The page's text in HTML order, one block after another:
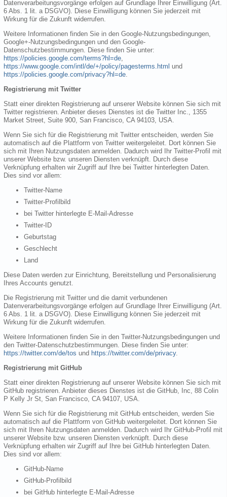
Datenverarbeitungsvorgänge erfolgen auf Grundlage Ihrer Einwilligung (Art.
6 Abs. 1 lit. a DSGVO). Diese Einwilligung können Sie jederzeit mit
Wirkung für die Zukunft widerrufen.
Weitere Informationen finden Sie in den Google-Nutzungsbedingungen,
Google+-Nutzungsbedingungen und den Google-
Datenschutzbestimmungen. Diese finden Sie unter:
https://policies.google.com/terms?hl=de,
https://www.google.com/intl/de/+/policy/pagesterms.html und
https://policies.google.com/privacy?hl=de.
Registrierung mit Twitter
Statt einer direkten Registrierung auf unserer Website können Sie sich mit
Twitter registrieren. Anbieter dieses Dienstes ist die Twitter Inc., 1355
Market Street, Suite 900, San Francisco, CA 94103, USA.
Wenn Sie sich für die Registrierung mit Twitter entscheiden, werden Sie
automatisch auf die Plattform von Twitter weitergeleitet. Dort können Sie
sich mit Ihren Nutzungsdaten anmelden. Dadurch wird Ihr Twitter-Profil mit
unserer Website bzw. unseren Diensten verknüpft. Durch diese
Verknüpfung erhalten wir Zugriff auf Ihre bei Twitter hinterlegten Daten.
Dies sind vor allem:
Twitter-Name
Twitter-Profilbild
bei Twitter hinterlegte E-Mail-Adresse
Twitter-ID
Geburtstag
Geschlecht
Land
Diese Daten werden zur Einrichtung, Bereitstellung und Personalisierung
Ihres Accounts genutzt.
Die Registrierung mit Twitter und die damit verbundenen
Datenverarbeitungsvorgänge erfolgen auf Grundlage Ihrer Einwilligung (Art.
6 Abs. 1 lit. a DSGVO). Diese Einwilligung können Sie jederzeit mit
Wirkung für die Zukunft widerrufen.
Weitere Informationen finden Sie in den Twitter-Nutzungsbedingungen und
den Twitter-Datenschutzbestimmungen. Diese finden Sie unter:
https://twitter.com/de/tos und https://twitter.com/de/privacy.
Registrierung mit GitHub
Statt einer direkten Registrierung auf unserer Website können Sie sich mit
GitHub registrieren. Anbieter dieses Dienstes ist die GitHub, Inc, 88 Colin
P Kelly Jr St, San Francisco, CA 94107, USA.
Wenn Sie sich für die Registrierung mit GitHub entscheiden, werden Sie
automatisch auf die Plattform von GitHub weitergeleitet. Dort können Sie
sich mit Ihren Nutzungsdaten anmelden. Dadurch wird Ihr GitHub-Profil mit
unserer Website bzw. unseren Diensten verknüpft. Durch diese
Verknüpfung erhalten wir Zugriff auf Ihre bei GitHub hinterlegten Daten.
Dies sind vor allem:
GitHub-Name
GitHub-Profilbild
bei GitHub hinterlegte E-Mail-Adresse